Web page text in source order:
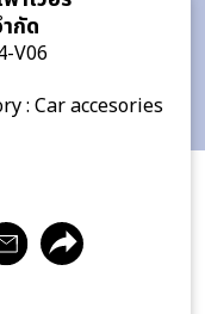
กัด
V06
: Car accesories